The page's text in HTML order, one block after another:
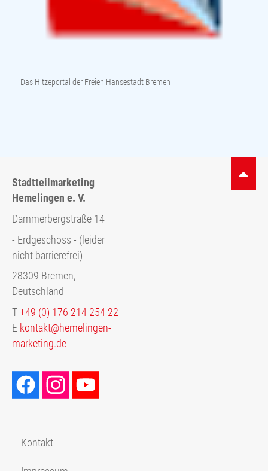
Das Hitzeportal der Freien Hansestadt Bremen
Stadtteilmarketing
Hemelingen e. V.
Dammerbergstraße 14
- Erdgeschoss - (leider
nicht barrierefrei)
28309 Bremen,
Deutschland
T +49 (0) 176 214 254 22
E kontakt@hemelingen-
marketing.de
Kontakt